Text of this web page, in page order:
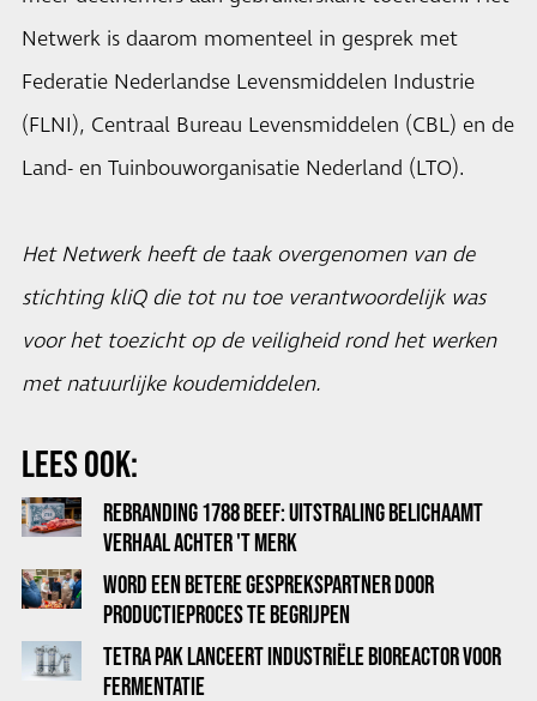
Netwerk is daarom momenteel in gesprek met
Federatie Nederlandse Levensmiddelen Industrie
(FLNI), Centraal Bureau Levensmiddelen (CBL) en de
Land- en Tuinbouworganisatie Nederland (LTO).
Het Netwerk heeft de taak overgenomen van de
stichting kliQ die tot nu toe verantwoordelijk was
voor het toezicht op de veiligheid rond het werken
met natuurlijke koudemiddelen.
LEES OOK:
REBRANDING 1788 BEEF: UITSTRALING BELICHAAMT
VERHAAL ACHTER 'T MERK
WORD EEN BETERE GESPREKSPARTNER DOOR
PRODUCTIEPROCES TE BEGRIJPEN
TETRA PAK LANCEERT INDUSTRIËLE BIOREACTOR VOOR
FERMENTATIE